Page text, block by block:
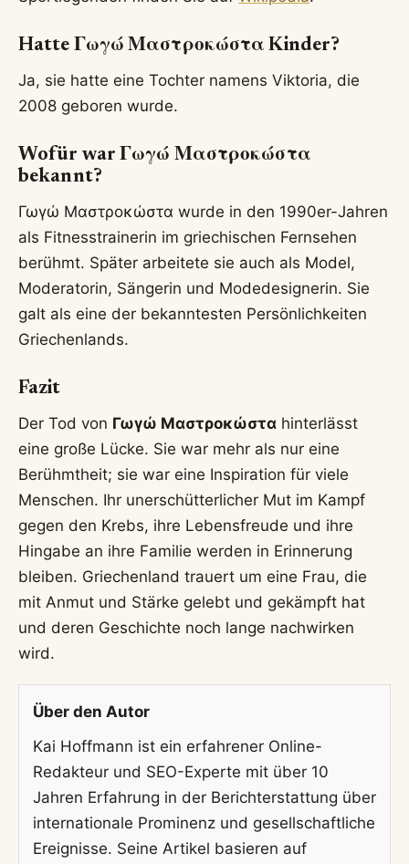
Hatte Γωγώ Μαστροκώστα Kinder?
Ja, sie hatte eine Tochter namens Viktoria, die
2008 geboren wurde.
Wofür war Γωγώ Μαστροκώστα
bekannt?
Γωγώ Μαστροκώστα wurde in den 1990er-Jahren
als Fitnesstrainerin im griechischen Fernsehen
berühmt. Später arbeitete sie auch als Model,
Moderatorin, Sängerin und Modedesignerin. Sie
galt als eine der bekanntesten Persönlichkeiten
Griechenlands.
Fazit
Der Tod von Γωγώ Μαστροκώστα hinterlässt
eine große Lücke. Sie war mehr als nur eine
Berühmtheit; sie war eine Inspiration für viele
Menschen. Ihr unerschütterlicher Mut im Kampf
gegen den Krebs, ihre Lebensfreude und ihre
Hingabe an ihre Familie werden in Erinnerung
bleiben. Griechenland trauert um eine Frau, die
mit Anmut und Stärke gelebt und gekämpft hat
und deren Geschichte noch lange nachwirken
wird.
Über den Autor
Kai Hoffmann ist ein erfahrener Online-
Redakteur und SEO-Experte mit über 10
Jahren Erfahrung in der Berichterstattung über
internationale Prominenz und gesellschaftliche
Ereignisse. Seine Artikel basieren auf